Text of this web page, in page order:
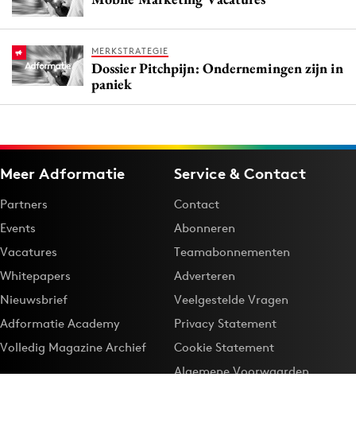
MERKSTRATEGIE
Dossier Pitchpijn: Ondernemingen zijn in
paniek
Meer Adformatie
Partners
Events
Vacatures
Whitepapers
Nieuwsbrief
Adformatie Academy
Volledig Magazine Archief
Service & Contact
Contact
Abonneren
Teamabonnementen
Adverteren
Veelgestelde Vragen
Privacy Statement
Cookie Statement
Algemene Voorwaarden